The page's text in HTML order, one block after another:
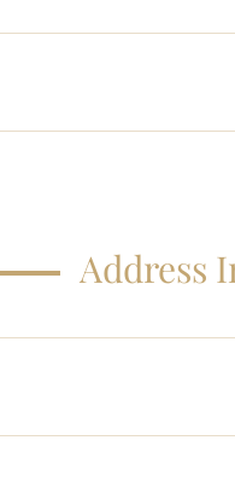
Address